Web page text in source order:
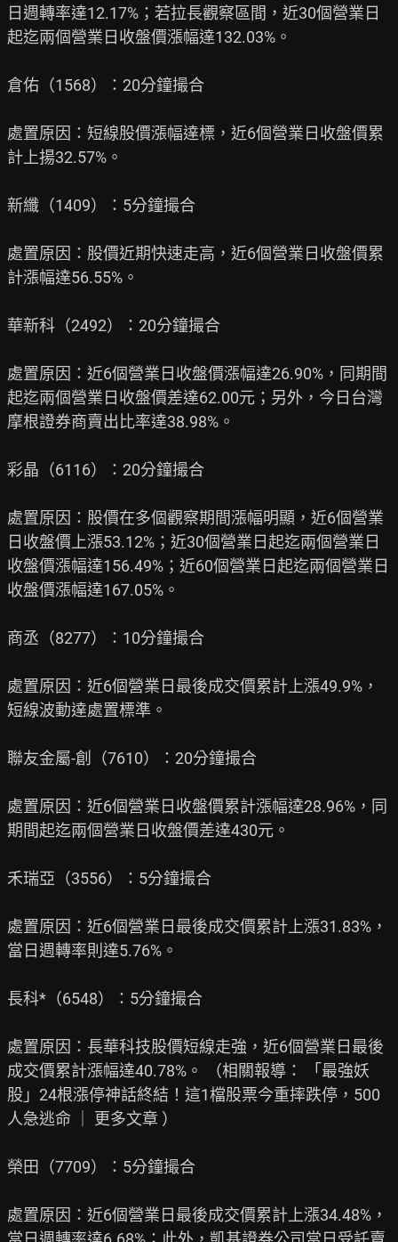
日週轉率達12.17%；若拉長觀察區間，近30個營業日
起迄兩個營業日收盤價漲幅達132.03%。
倉佑（1568）：20分鐘撮合
處置原因：短線股價漲幅達標，近6個營業日收盤價累
計上揚32.57%。
新纖（1409）：5分鐘撮合
處置原因：股價近期快速走高，近6個營業日收盤價累
計漲幅達56.55%。
華新科（2492）：20分鐘撮合
處置原因：近6個營業日收盤價漲幅達26.90%，同期間
起迄兩個營業日收盤價差達62.00元；另外，今日台灣
摩根證券商賣出比率達38.98%。
彩晶（6116）：20分鐘撮合
處置原因：股價在多個觀察期間漲幅明顯，近6個營業
日收盤價上漲53.12%；近30個營業日起迄兩個營業日
收盤價漲幅達156.49%；近60個營業日起迄兩個營業日
收盤價漲幅達167.05%。
商丞（8277）：10分鐘撮合
處置原因：近6個營業日最後成交價累計上漲49.9%，
短線波動達處置標準。
聯友金屬-創（7610）：20分鐘撮合
處置原因：近6個營業日收盤價累計漲幅達28.96%，同
期間起迄兩個營業日收盤價差達430元。
禾瑞亞（3556）：5分鐘撮合
處置原因：近6個營業日最後成交價累計上漲31.83%，
當日週轉率則達5.76%。
長科*（6548）：5分鐘撮合
處置原因：長華科技股價短線走強，近6個營業日最後
成交價累計漲幅達40.78%。 （相關報導： 「最強妖
股」24根漲停神話終結！這1檔股票今重摔跌停，500
人急逃命 ｜ 更多文章 ）
榮田（7709）：5分鐘撮合
處置原因：近6個營業日最後成交價累計上漲34.48%，